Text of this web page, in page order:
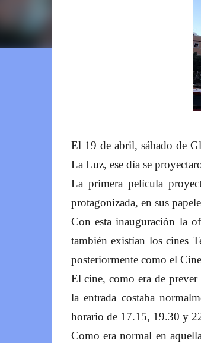
El 19 de abril, sábado de
La Luz, ese día se
La primera película
protagonizada, en sus
Con esta inauguración la
también existían los cines
posteriormente como el
El cine, como era de
la entrada costaba
horario de 17.15, 19.30 y
Como era normal en